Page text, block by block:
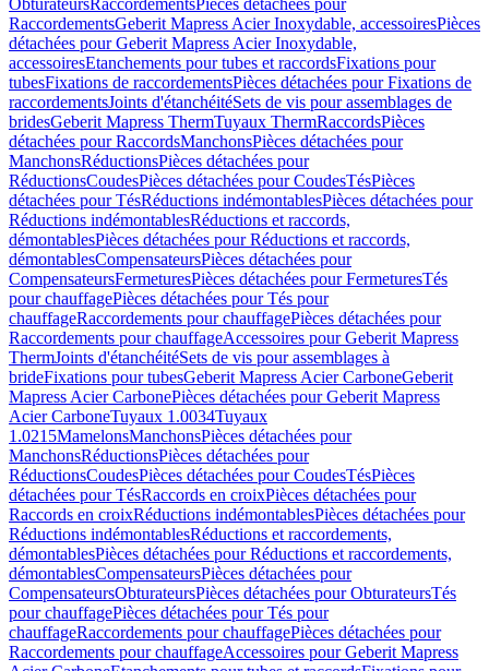
ObturateursRaccordementsPièces détachées pour
RaccordementsGeberit Mapress Acier Inoxydable, accessoiresPièces
détachées pour Geberit Mapress Acier Inoxydable,
accessoiresEtanchements pour tubes et raccordsFixations pour
tubesFixations de raccordementsPièces détachées pour Fixations de
raccordementsJoints d'étanchéitéSets de vis pour assemblages de
bridesGeberit Mapress ThermTuyaux ThermRaccordsPièces
détachées pour RaccordsManchonsPièces détachées pour
ManchonsRéductionsPièces détachées pour
RéductionsCoudesPièces détachées pour CoudesTésPièces
détachées pour TésRéductions indémontablesPièces détachées pour
Réductions indémontablesRéductions et raccords,
démontablesPièces détachées pour Réductions et raccords,
démontablesCompensateursPièces détachées pour
CompensateursFermeturesPièces détachées pour FermeturesTés
pour chauffagePièces détachées pour Tés pour
chauffageRaccordements pour chauffagePièces détachées pour
Raccordements pour chauffageAccessoires pour Geberit Mapress
ThermJoints d'étanchéitéSets de vis pour assemblages à
brideFixations pour tubesGeberit Mapress Acier CarboneGeberit
Mapress Acier CarbonePièces détachées pour Geberit Mapress
Acier CarboneTuyaux 1.0034Tuyaux
1.0215MamelonsManchonsPièces détachées pour
ManchonsRéductionsPièces détachées pour
RéductionsCoudesPièces détachées pour CoudesTésPièces
détachées pour TésRaccords en croixPièces détachées pour
Raccords en croixRéductions indémontablesPièces détachées pour
Réductions indémontablesRéductions et raccordements,
démontablesPièces détachées pour Réductions et raccordements,
démontablesCompensateursPièces détachées pour
CompensateursObturateursPièces détachées pour ObturateursTés
pour chauffagePièces détachées pour Tés pour
chauffageRaccordements pour chauffagePièces détachées pour
Raccordements pour chauffageAccessoires pour Geberit Mapress